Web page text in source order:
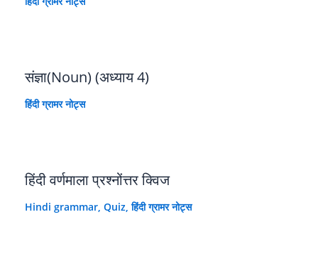
संज्ञा(Noun) (अध्याय 4)
हिंदी ग्रामर नोट्स
हिंदी वर्णमाला प्रश्नोंत्तर क्विज
Hindi grammar Quiz ,हिंदी ग्रामर नोट्स